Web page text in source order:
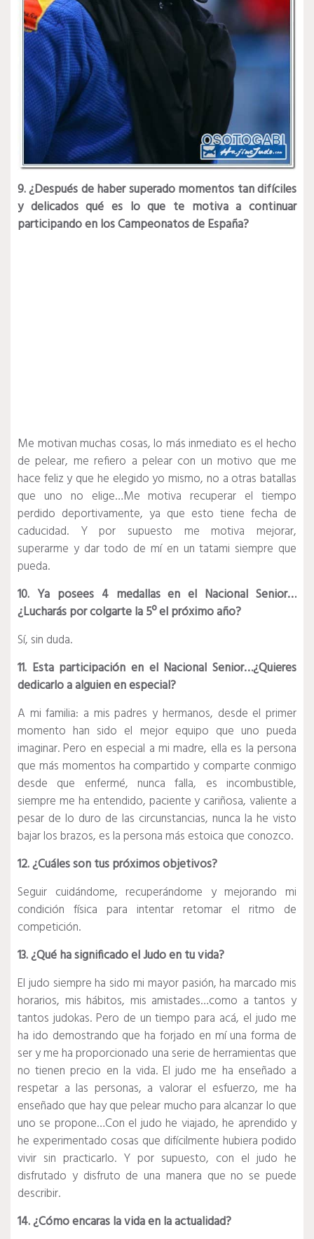
9. ¿Después de haber superado momentos tan difíciles
y delicados qué es lo que te motiva a continuar
participando en los Campeonatos de España?
Me motivan muchas cosas, lo más inmediato es el hecho
de pelear, me refiero a pelear con un motivo que me
hace feliz y que he elegido yo mismo, no a otras batallas
que uno no elige…Me motiva recuperar el tiempo
perdido deportivamente, ya que esto tiene fecha de
caducidad. Y por supuesto me motiva mejorar,
superarme y dar todo de mí en un tatami siempre que
pueda.
10. Ya posees 4 medallas en el Nacional Senior…
¿Lucharás por colgarte la 5º el próximo año?
Sí, sin duda.
11. Esta participación en el Nacional Senior…¿Quieres
dedicarlo a alguien en especial?
A mi familia: a mis padres y hermanos, desde el primer
momento han sido el mejor equipo que uno pueda
imaginar. Pero en especial a mi madre, ella es la persona
que más momentos ha compartido y comparte conmigo
desde que enfermé, nunca falla, es incombustible,
siempre me ha entendido, paciente y cariñosa, valiente a
pesar de lo duro de las circunstancias, nunca la he visto
bajar los brazos, es la persona más estoica que conozco.
12. ¿Cuáles son tus próximos objetivos?
Seguir cuidándome, recuperándome y mejorando mi
condición física para intentar retomar el ritmo de
competición.
13. ¿Qué ha significado el Judo en tu vida?
El judo siempre ha sido mi mayor pasión, ha marcado mis
horarios, mis hábitos, mis amistades…como a tantos y
tantos judokas. Pero de un tiempo para acá, el judo me
ha ido demostrando que ha forjado en mí una forma de
ser y me ha proporcionado una serie de herramientas que
no tienen precio en la vida. El judo me ha enseñado a
respetar a las personas, a valorar el esfuerzo, me ha
enseñado que hay que pelear mucho para alcanzar lo que
uno se propone…Con el judo he viajado, he aprendido y
he experimentado cosas que difícilmente hubiera podido
vivir sin practicarlo. Y por supuesto, con el judo he
disfrutado y disfruto de una manera que no se puede
describir.
14. ¿Cómo encaras la vida en la actualidad?